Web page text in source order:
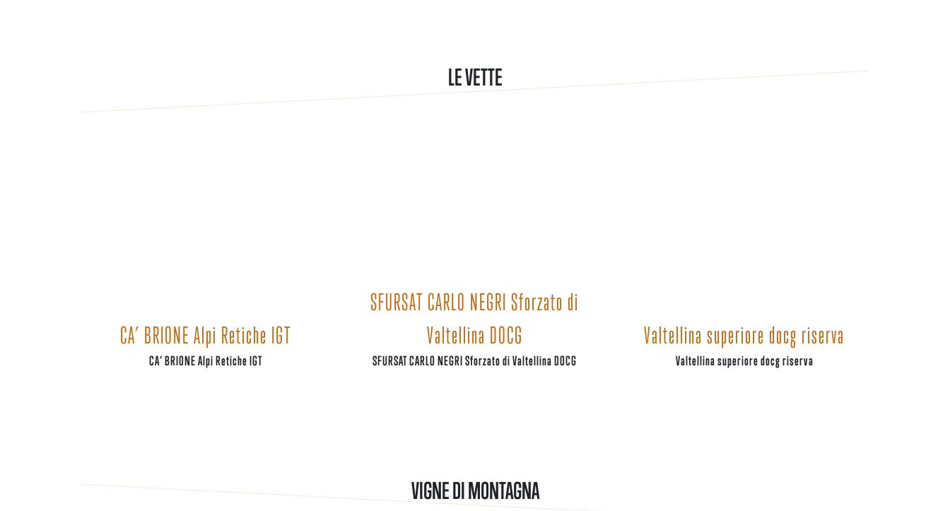
LE VETTE
CA’ BRIONE Alpi Retiche IGT
CA’ BRIONE Alpi Retiche IGT
SFURSAT CARLO NEGRI Sforzato di
Valtellina DOCG
SFURSAT CARLO NEGRI Sforzato di Valtellina DOCG
Valtellina superiore docg riserva
Valtellina superiore docg riserva
VIGNE DI MONTAGNA